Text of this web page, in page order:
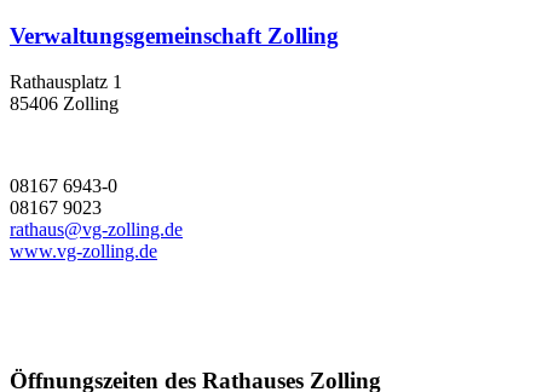
Verwaltungsgemeinschaft Zolling
Rathausplatz 1
85406 Zolling
08167 6943-0
08167 9023
rathaus@vg-zolling.de
www.vg-zolling.de
Öffnungszeiten des Rathauses Zolling